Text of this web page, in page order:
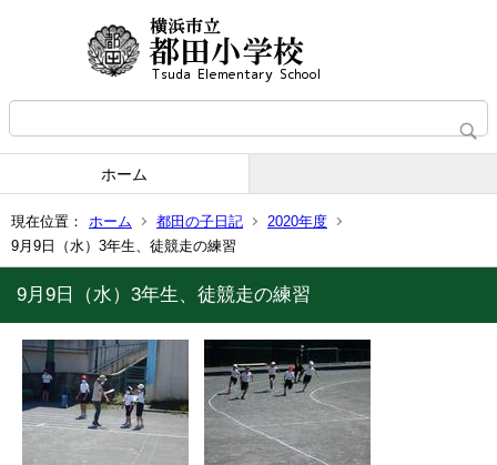
ホーム
現在位置： ホーム 都田の子日記
2020年度
9月9日（水）3年生、徒競走の練習
9月9日（水）3年生、徒競走の練習